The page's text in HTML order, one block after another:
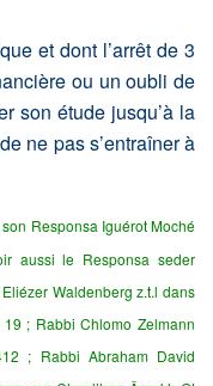
et dont l’arrêt de 3
ou un oubli de
son étude jusqu’à la
ne pas s’entraîner à
Responsa Iguérot Moché
aussi le Responsa seder
Waldenberg z.t.l dans
; Rabbi Chlomo Zelmann
; Rabbi Abraham David